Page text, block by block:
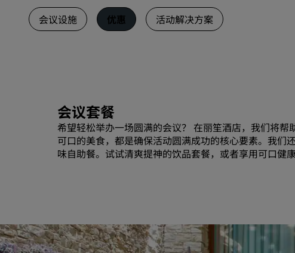
会议设施 优惠 活动解决方案
会议套餐
希望轻松举办一场圆满的会议？ 在丽笙酒店，我们将
可口的美食，都是确保活动圆满成功的核心要素。我们
味自助餐。试试清爽提神的饮品套餐，或者享用可口健